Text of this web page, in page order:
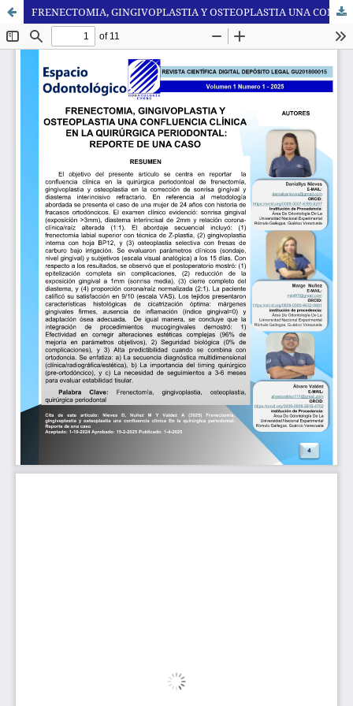
FRENECTOMIA, GINGIVOPLASTIA Y OSTEOPLASTIA UNA CONFLUENCIA CLÍNICA EN LA QUIRÚRGICA PERIODONTAL: REPORTE DE UNA CASO